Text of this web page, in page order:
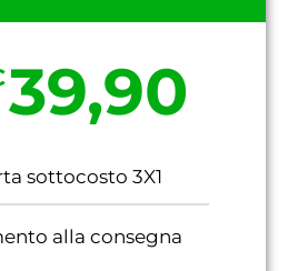
39,90
sottocosto 3X1
alla consegna